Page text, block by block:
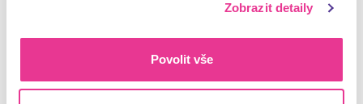
Zobrazit detaily
Povolit vše
A když budeme chtítdobrovolničit
od Adisonu až 3 dny ročně.